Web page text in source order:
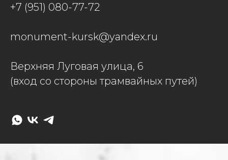
+7 (951) 080-77-72
monument-kursk@yandex.ru
Верхняя Луговая улица, 6
(вход со стороны трамвайных путей)